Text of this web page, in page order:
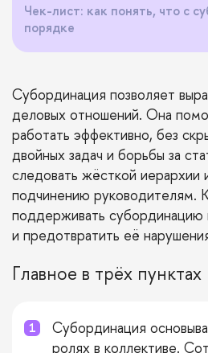
Чек-лист: как понять, что с
порядке
Субординация позволяет
деловых отношений. Она
работать эффективно, без
двойных задач и борьбы за
следовать жёсткой иерархии
подчинению руководителям.
поддерживать субординацию
и предотвратить её
Главное в трёх пунктах
Субординация
ролях в коллективе.